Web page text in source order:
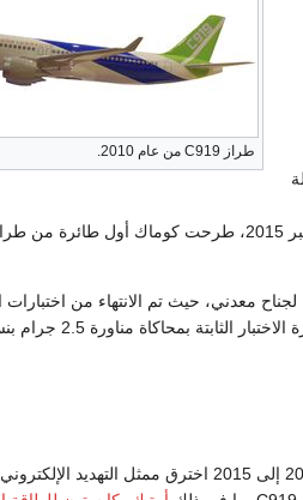
طراز C919 من عام 2010.
رحلة
في 2 نوفمبر 2015، طرحت كوماك أول طائرة من
التخلي عنه لجناح معدني، حيث تم الانتهاء من
، من 2010 إلى 2015 اخترق ممثل التهديد